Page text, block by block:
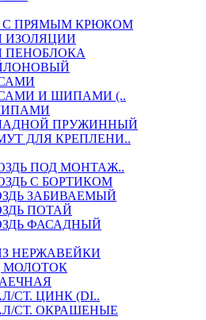
С ПРЯМЫМ КРЮКОМ
ИЗОЛЯЦИИ
ПЕНОБЛОКА
И ШИПАМИ (..
ПРУЖИННЫЙ
ДЛЯ КРЕПЛЕНИ..
ПОД МОНТАЖ..
С БОРТИКОМ
ЗАБИВАЕМЫЙ
ПОТАЙ
ФАСАДНЫЙ
НЕРЖАВЕЙКИ
МОЛОТОК
СТ. ЦИНК (DI..
СТ. ОКРАШЕНЫЕ